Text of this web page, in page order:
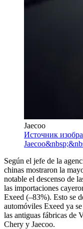
Jaecoo
Источник
Según el jefe de la
chinas mostraron la
notable el descenso de
las importaciones
Exeed (–83%). Esto se
automóviles Exeed ya
las antiguas fábricas de
Chery y Jaecoo.